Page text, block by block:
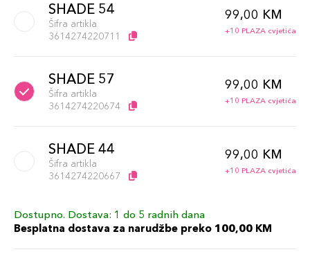
SHADE 54
Šifra artikla
3614274220711
99,00 KM
+10 PLAZA cvjetića
SHADE 57
Šifra artikla
3614274220674
99,00 KM
+10 PLAZA cvjetića
SHADE 44
Šifra artikla
3614274220667
99,00 KM
+10 PLAZA cvjetića
SHADE 66
Šifra artikla
99,00 KM
Dostupno. Dostava: 1 do 5 radnih dana
Besplatna dostava za narudžbe preko 100,00 KM